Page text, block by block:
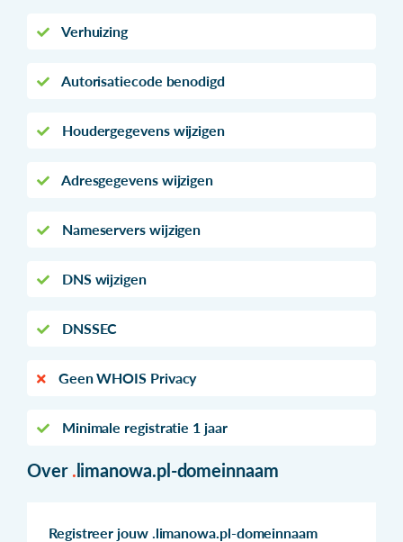
Verhuizing
Autorisatiecode benodigd
Houdergegevens wijzigen
Adresgegevens wijzigen
Nameservers wijzigen
DNS wijzigen
DNSSEC
Geen WHOIS Privacy
Minimale registratie 1 jaar
Over .limanowa.pl-domeinnaam
Registreer jouw .limanowa.pl-domeinnaam